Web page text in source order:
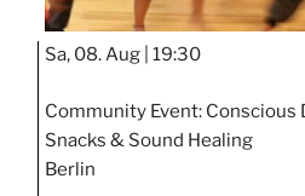
Sa, 08. Aug | 19:30
Community Event: Conscious
Snacks & Sound Healing
Berlin